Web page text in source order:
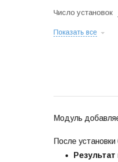
Число установок
Показать все
Модуль
После